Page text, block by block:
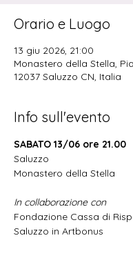
Orario e Luogo
13 giu 2026, 21:00
Monastero della Stella,
12037 Saluzzo CN, Italia
Info sull'evento
SABATO 13/06 ore 21.00
Saluzzo
Monastero della Stella
In collaborazione con
Fondazione Cassa di
Saluzzo in Artbonus